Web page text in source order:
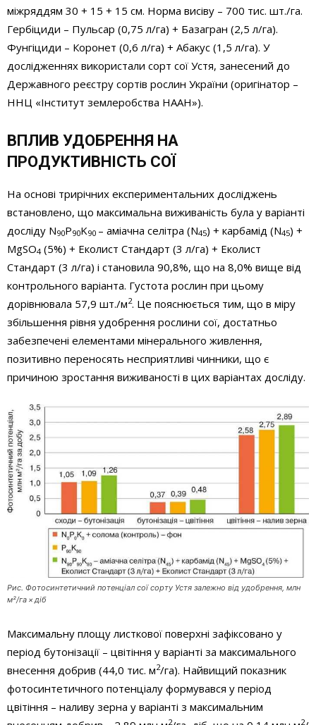
міжряддям 30 + 15 + 15 см. Норма висіву – 700 тис. шт./га.
Гербіциди – Пульсар (0,75 л/га) + Базагран (2,5 л/га).
Фунгіциди – Коронет (0,6 л/га) + Абакус (1,5 л/га). У
дослідженнях використали сорт сої Устя, занесений до
Державного реєстру сортів рослин України (оригінатор –
ННЦ «Інститут землеробства НААН»).
ВПЛИВ УДОБРЕННЯ НА
ПРОДУКТИВНІСТЬ СОЇ
На основі трирічних експериментальних досліджень
встановлено, що максимальна виживаність була у варіанті
досліду N90P90K90 – аміачна селітра (N45) + карбамід (N45) +
MgSO4 (5%) + Еколист Стандарт (3 л/га) + Еколист
Стандарт (3 л/га) і становила 90,8%, що на 8,0% вище від
контрольного варіанта. Густота рослин при цьому
дорівнювала 57,9 шт./м2. Це пояснюється тим, що в міру
збільшення рівня удобрення рослини сої, достатньо
забезпечені елементами мінерального живлення,
позитивно переносять несприятливі чинники, що є
причиною зростання виживаності в цих варіантах досліду.
Рис. Фотосинтетичний потенціал сої сорту Устя залежно від удобрення, млн
м²/га × діб
Максимальну площу листкової поверхні зафіксовано у
період бутонізації – цвітіння у варіанті за максимального
внесення добрив (44,0 тис. м2/га). Найвищий показник
фотосинтетичного потенціалу формувався у період
цвітіння – наливу зерна у варіанті з максимальним
2 2